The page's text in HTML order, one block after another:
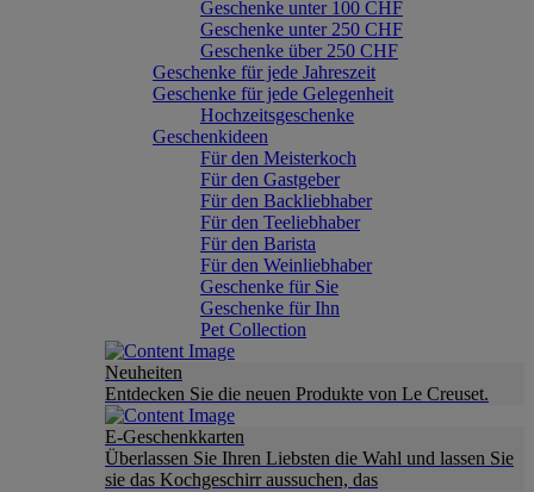
Geschenke unter 100 CHF
Geschenke unter 250 CHF
Geschenke über 250 CHF
Geschenke für jede Jahreszeit
Geschenke für jede Gelegenheit
Hochzeitsgeschenke
Geschenkideen
Für den Meisterkoch
Für den Gastgeber
Für den Backliebhaber
Für den Teeliebhaber
Für den Barista
Für den Weinliebhaber
Geschenke für Sie
Geschenke für Ihn
Pet Collection
Neuheiten
Entdecken Sie die neuen Produkte von Le Creuset.
E-Geschenkkarten
Überlassen Sie Ihren Liebsten die Wahl und lassen Sie
sie das Kochgeschirr aussuchen, das